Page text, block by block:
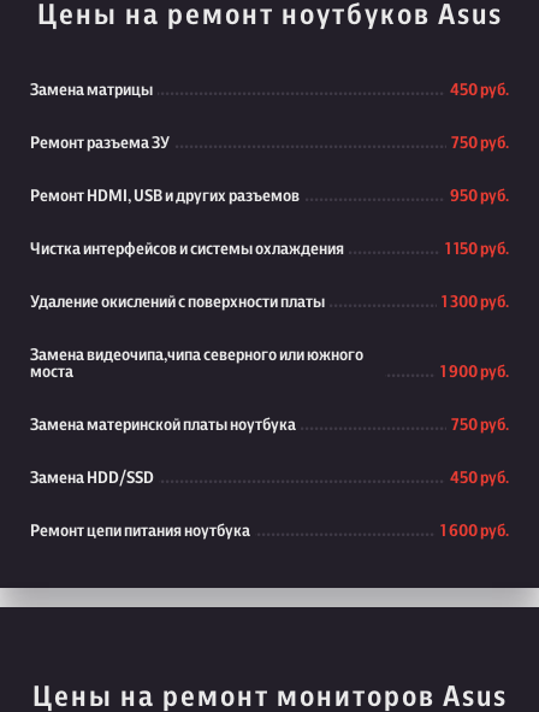
Цены на ремонт ноутбуков Asus
Замена матрицы 450 руб.
Ремонт разъема ЗУ 750 руб.
Ремонт HDMI, USB и других разъемов 950 руб.
Чистка интерфейсов и системы охлаждения 1 150 руб.
Удаление окислений с поверхности платы 1 300 руб.
Замена видеочипа,чипа северного или южного
моста
1 900 руб.
Замена материнской платы ноутбука 750 руб.
Замена HDD/SSD 450 руб.
Ремонт цепи питания ноутбука 1 600 руб.
Цены на ремонт мониторов Asus